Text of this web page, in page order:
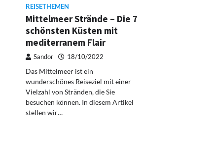
REISETHEMEN
Mittelmeer Strände – Die 7
schönsten Küsten mit
mediterranem Flair
Sandor 18/10/2022
Das Mittelmeer ist ein
wunderschönes Reiseziel mit einer
Vielzahl von Stränden, die Sie
besuchen können. In diesem Artikel
stellen wir…